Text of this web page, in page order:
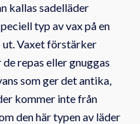
kallas sadelläder
typ av vax på en
ut.Vaxet förstärker
repas eller gnuggas
som ger det antika,
kommer inte från
den här typen av läder